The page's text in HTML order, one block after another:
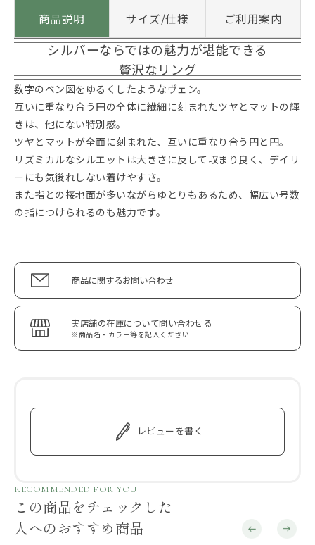
商品説明 サイズ/仕様 ご利用案内
シルバーならではの魅力が堪能できる
贅沢なリング
数字のベン図をゆるくしたようなヴェン。
互いに重なり合う円の全体に繊細に刻まれたツヤとマットの輝
きは、他にない特別感。
ツヤとマットが全面に刻まれた、互いに重なり合う円と円。
リズミカルなシルエットは大きさに反して収まり良く、デイリ
ーにも気後れしない着けやすさ。
また指との接地面が多いながらゆとりもあるため、幅広い号数
の指につけられるのも魅力です。
商品に関するお問い合わせ
実店舗の在庫について問い合わせる
※商品名・カラー等を記入ください
レビューを書く
RECOMMENDED FOR YOU
この商品をチェックした
人へのおすすめ商品